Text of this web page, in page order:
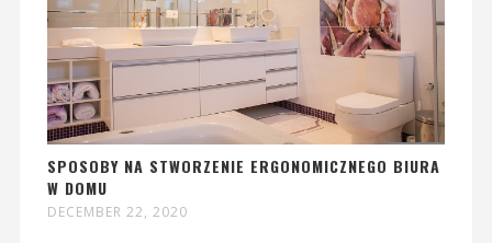
SPOSOBY NA STWORZENIE ERGONOMICZNEGO BIURA
W DOMU
DECEMBER 22, 2020